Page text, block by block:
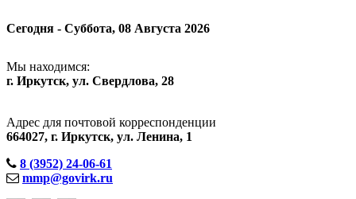
Сегодня - Суббота, 08 Августа 2026
Мы находимся:
г. Иркутск, ул. Свердлова, 28
Адрес для почтовой корреспонденции
664027, г. Иркутск, ул. Ленина, 1
8 (3952) 24-06-61
mmp@govirk.ru